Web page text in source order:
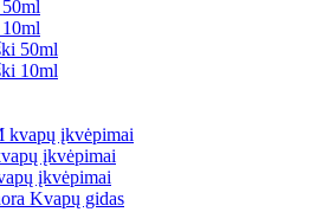
50ml
10ml
kvapų įkvėpimai
įkvėpimai
įkvėpimai
Kvapų gidas